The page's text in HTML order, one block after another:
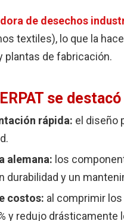
de desechos
textiles), lo que la
plantas de fabricación.
se
rápida: el diseño
alemana: los
durabilidad y un
costos: al comprimir
y redujo